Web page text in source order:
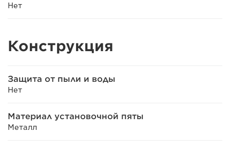
Нет
Конструкция
Защита от пыли и воды
Нет
Материал установочной пяты
Металл